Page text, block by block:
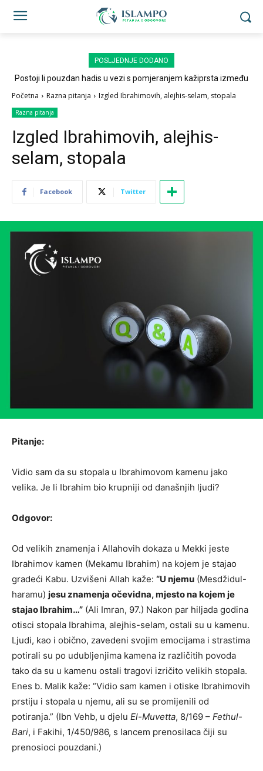
POSLJEDNJE DODANO
Postoji li pouzdan hadis u vezi s pomjeranjem kažiprsta između
Početna Razna pitanja Izgled Ibrahimovih, alejhis-selam, stopala
Razna pitanja
Izgled Ibrahimovih, alejhis-
selam, stopala
Facebook Twitter
Pitanje:
Vidio sam da su stopala u Ibrahimovom kamenu jako
velika. Je li Ibrahim bio krupniji od današnjih ljudi?
Odgovor:
Od velikih znamenja i Allahovih dokaza u Mekki jeste
Ibrahimov kamen (Mekamu Ibrahim) na kojem je stajao
gradeći Kabu. Uzvišeni Allah kaže: “U njemu (Mesdžidul-
haramu) jesu znamenja očevidna, mjesto na kojem je
stajao Ibrahim…” (Ali Imran, 97.) Nakon par hiljada godina
otisci stopala Ibrahima, alejhis-selam, ostali su u kamenu.
Ljudi, kao i obično, zavedeni svojim emocijama i strastima
potirali su po udubljenjima kamena iz različitih povoda
tako da su u kamenu ostali tragovi izričito velikih stopala.
Enes b. Malik kaže: “Vidio sam kamen i otiske Ibrahimovih
prstiju i stopala u njemu, ali su se promijenili od
potiranja.” (Ibn Vehb, u djelu El-Muvetta, 8/169 – Fethul-
Bari, i Fakihi, 1/450/986, s lancem prenosilaca čiji su
prenosioci pouzdani.)